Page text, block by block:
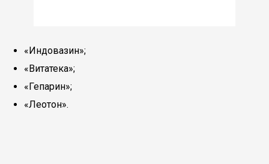
«Индовазин»;
«Витатека»;
«Гепарин»;
«Леотон».